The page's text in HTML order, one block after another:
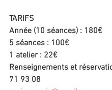
TARIFS
Année (10 séances) : 180€
5 séances : 100€
1 atelier : 22€
Renseignements et
71 93 08